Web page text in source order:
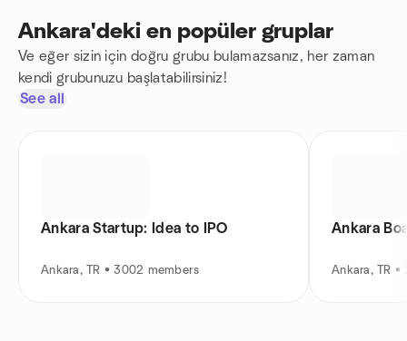
Ankara'deki en popüler gruplar
Ve eğer sizin için doğru grubu bulamazsanız, her zaman
kendi grubunuzu başlatabilirsiniz!
See all
Ankara Startup: Idea to IPO
Ankara, TR • 3002 members
Ankara
Ankara, TR •